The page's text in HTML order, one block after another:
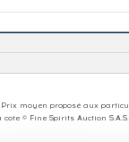
Prix moyen proposé aux
cote © Fine Spirits Auction